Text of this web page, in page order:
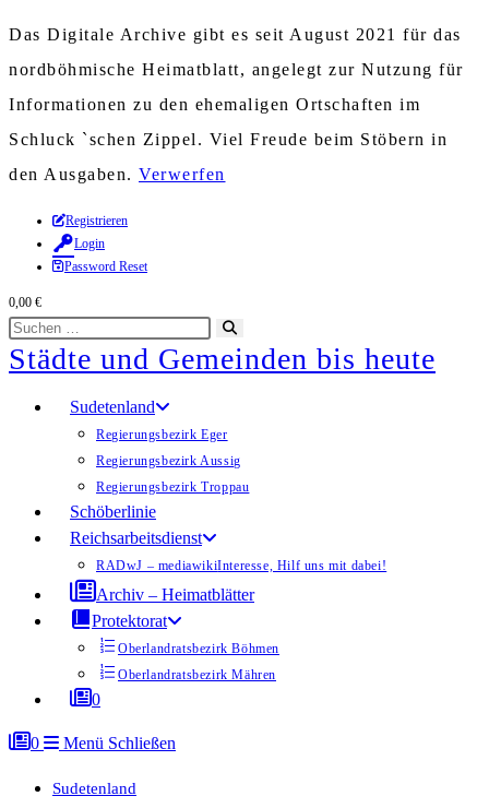
Das Digitale Archive gibt es seit August 2021 für das
nordböhmische Heimatblatt, angelegt zur Nutzung für
Informationen zu den ehemaligen Ortschaften im
Schluck `schen Zippel. Viel Freude beim Stöbern in
den Ausgaben. Verwerfen
Zum
Inhalt
springen
Registrieren
Login
Password Reset
0,00 €
Diese
Website
durchsuchen
starten
Städte und Gemeinden bis heute
Sudetenland
Regierungsbezirk Eger
Regierungsbezirk Aussig
Regierungsbezirk Troppau
Schöberlinie
Reichsarbeitsdienst
RADwJ – mediawikiInteresse, Hilf uns mit dabei!
Archiv – Heimatblätter
Protektorat
Oberlandratsbezirk Böhmen
Oberlandratsbezirk Mähren
0
0 Menü Schließen
Sudetenland